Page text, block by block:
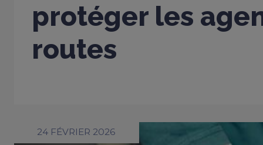
protéger les
routes
24 FÉVRIER 2026